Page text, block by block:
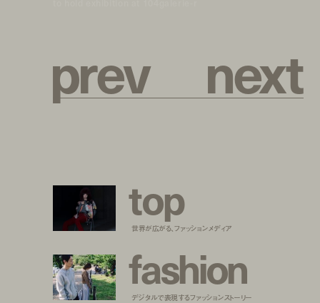
prev next
top
世界が広がる、ファッションメディア
fashion
デジタルで表現するファッションストーリー